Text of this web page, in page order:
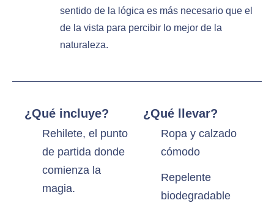
sentido de la lógica es más necesario que el
de la vista para percibir lo mejor de la
naturaleza.
¿Qué incluye?
Rehilete, el punto
de partida donde
comienza la
magia.
¿Qué llevar?
Ropa y calzado
cómodo
Repelente
biodegradable